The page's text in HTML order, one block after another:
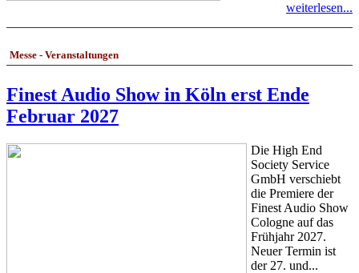
weiterlesen...
Messe - Veranstaltungen
Finest Audio Show in Köln erst Ende
Februar 2027
Die High End
Society Service
GmbH verschiebt
die Premiere der
Finest Audio Show
Cologne auf das
Frühjahr 2027.
Neuer Termin ist
der 27. und...